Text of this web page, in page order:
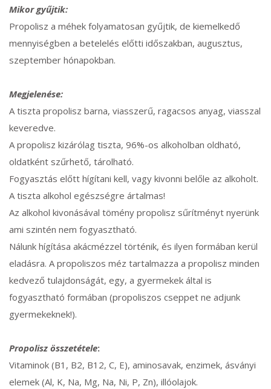
Mikor gyűjtik:
Propolisz a méhek folyamatosan gyűjtik, de kiemelkedő
mennyiségben a betelelés előtti időszakban, augusztus,
szeptember hónapokban.
Megjelenése:
A tiszta propolisz barna, viasszerű, ragacsos anyag, viasszal
keveredve.
A propolisz kizárólag tiszta, 96%-os alkoholban oldható,
oldatként szűrhető, tárolható.
Fogyasztás előtt hígítani kell, vagy kivonni belőle az alkoholt.
A tiszta alkohol egészségre ártalmas!
Az alkohol kivonásával tömény propolisz sűrítményt nyerünk
ami szintén nem fogyasztható.
Nálunk hígítása akácmézzel történik, és ilyen formában kerül
eladásra. A propoliszos méz tartalmazza a propolisz minden
kedvező tulajdonságát, egy, a gyermekek által is
fogyasztható formában (propoliszos cseppet ne adjunk
gyermekeknek!).
Propolisz összetétele:
Vitaminok (B1, B2, B12, C, E), aminosavak, enzimek, ásványi
elemek (Al, K, Na, Mg, Na, Ni, P, Zn), illóolajok.